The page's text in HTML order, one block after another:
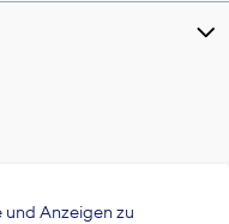
Anzeigen zu